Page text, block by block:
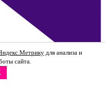
для анализа и
сайта.